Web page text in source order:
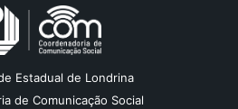
Estadual de Londrina
de Comunicação Social